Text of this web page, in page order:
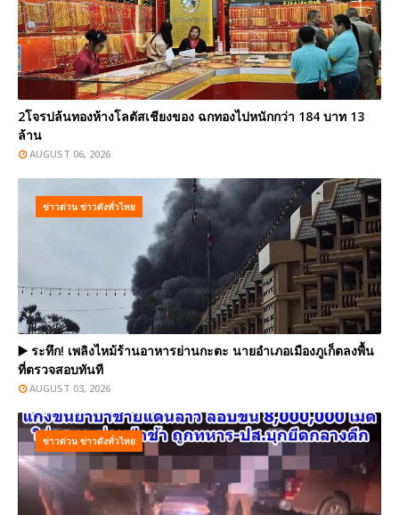
2โจรปล้นทองห้างโลตัสเชียงของ ฉกทองไปหนักกว่า 184 บาท 13
ล้าน
AUGUST 06, 2026
ข่าวด่วน ข่าวดังทั่วไทย
▶️ ระทึก! เพลิงไหม้ร้านอาหารย่านกะตะ นายอำเภอเมืองภูเก็ตลงพื้น
ที่ตรวจสอบทันที
AUGUST 03, 2026
ข่าวด่วน ข่าวดังทั่วไทย